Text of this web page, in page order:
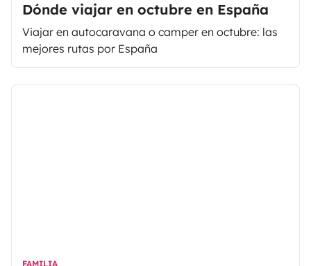
Dónde viajar en octubre en España
Viajar en autocaravana o camper en octubre: las
mejores rutas por España
FAMILIA